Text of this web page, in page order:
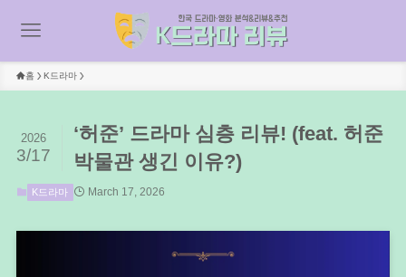
홈 K드라마
‘허준’ 드라마 심층 리뷰! (feat. 허준
박물관 생긴 이유?)
2026
3/17
K드라마 March 17, 2026